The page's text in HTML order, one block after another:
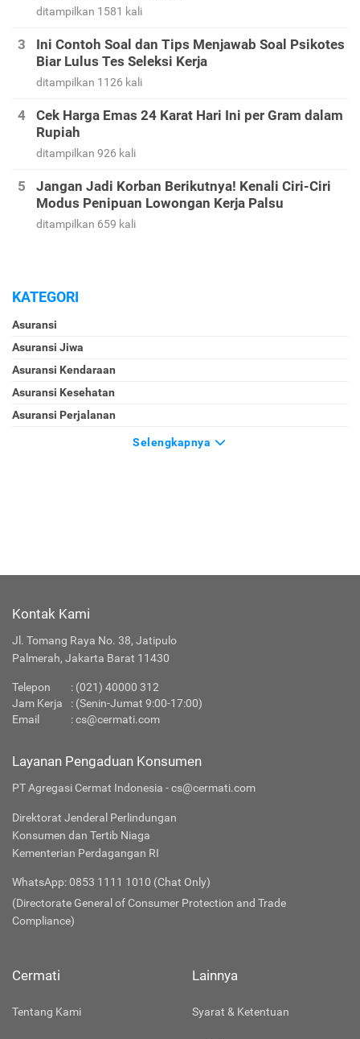
ditampilkan 1581 kali
Ini Contoh Soal dan Tips Menjawab Soal Psikotes
Biar Lulus Tes Seleksi Kerja
ditampilkan 1126 kali
Cek Harga Emas 24 Karat Hari Ini per Gram dalam
Rupiah
ditampilkan 926 kali
Jangan Jadi Korban Berikutnya! Kenali Ciri-Ciri
Modus Penipuan Lowongan Kerja Palsu
ditampilkan 659 kali
KATEGORI
Asuransi
Asuransi Jiwa
Asuransi Kendaraan
Asuransi Kesehatan
Asuransi Perjalanan
Selengkapnya
Kontak Kami
Jl. Tomang Raya No. 38, Jatipulo
Palmerah, Jakarta Barat 11430
Telepon : (021) 40000 312
Jam Kerja
: (Senin-Jumat 9:00-17:00)
Email
:cs@cermati.com
Layanan Pengaduan Konsumen
PT Agregasi Cermat Indonesia - cs@cermati.com
Direktorat Jenderal Perlindungan
Konsumen dan Tertib Niaga
Kementerian Perdagangan RI
WhatsApp: 0853 1111 1010 (Chat Only)
(Directorate General of Consumer Protection and Trade
Compliance)
Cermati
Tentang Kami
Lainnya
Syarat & Ketentuan